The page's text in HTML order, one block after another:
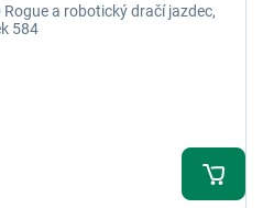
a robotický dračí jazdec,
584